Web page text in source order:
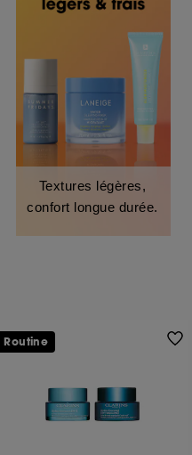
Textures légères,
confort longue durée.
Routine